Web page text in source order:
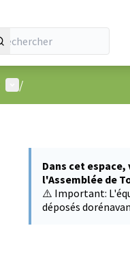
Menu utilisateur
/
Dans cet
l'Assemblée de
⚠️ Important:
déposés